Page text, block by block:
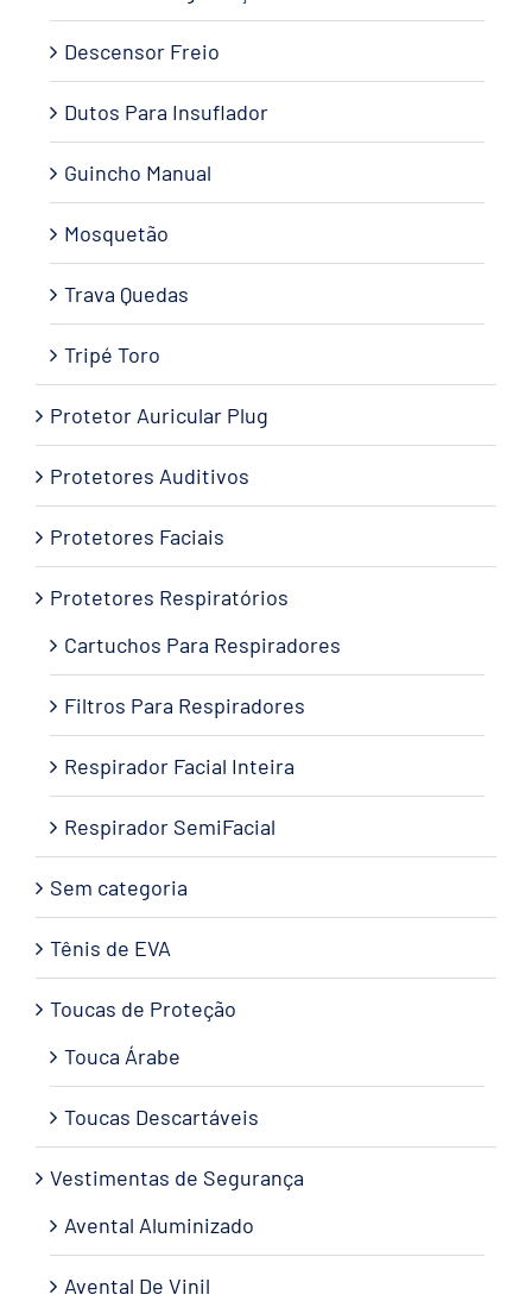
Descensor Freio
Dutos Para Insuflador
Guincho Manual
Mosquetão
Trava Quedas
Tripé Toro
Protetor Auricular Plug
Protetores Auditivos
Protetores Faciais
Protetores Respiratórios
Cartuchos Para Respiradores
Filtros Para Respiradores
Respirador Facial Inteira
Respirador SemiFacial
Sem categoria
Tênis de EVA
Toucas de Proteção
Touca Árabe
Toucas Descartáveis
Vestimentas de Segurança
Avental Aluminizado
Avental De Vinil